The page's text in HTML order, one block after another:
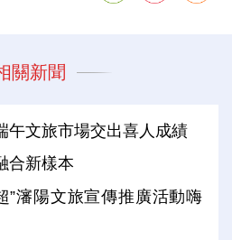
關新聞
午文旅市場交出喜人成績
合新樣本
”瀋陽文旅宣傳推廣活動嗨